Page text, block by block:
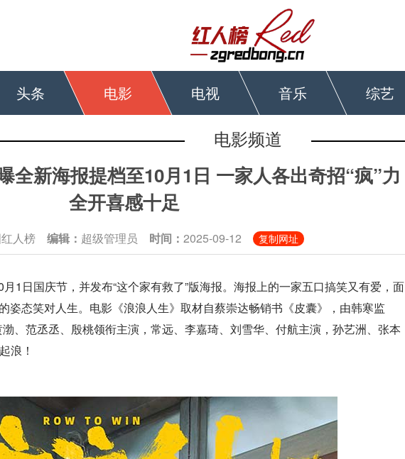
头条 电影 电视 音乐 综艺
电影频道
全新海报提档至10月1日 一家人各出奇招“疯”力
全开喜感十足
人榜 编辑： 超级管理员 时间： 2025-09-12 复制网址
1日国庆节，并发布“这个家有救了”版海报。海报上的一家五口搞笑又有爱，面
姿态笑对人生。电影《浪浪人生》取材自蔡崇达畅销书《皮囊》，由韩寒监
、范丞丞、殷桃领衔主演，常远、李嘉琦、刘雪华、付航主演，孙艺洲、张本
浪！